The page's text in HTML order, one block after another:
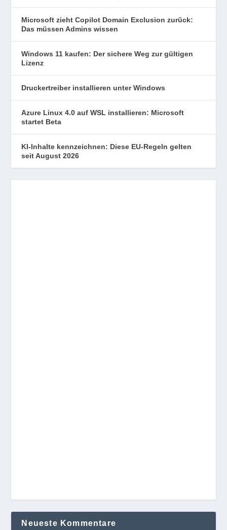
Microsoft zieht Copilot Domain Exclusion zurück:
Das müssen Admins wissen
Windows 11 kaufen: Der sichere Weg zur gültigen
Lizenz
Druckertreiber installieren unter Windows
Azure Linux 4.0 auf WSL installieren: Microsoft
startet Beta
KI-Inhalte kennzeichnen: Diese EU-Regeln gelten
seit August 2026
Neueste Kommentare